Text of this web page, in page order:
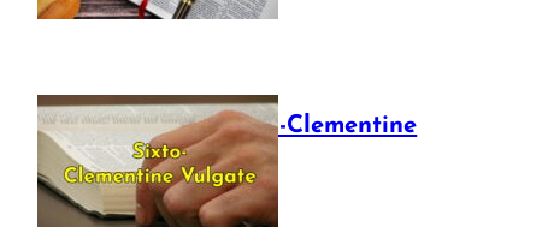
The Sixto-Clementine
Vulgate
July 12, 2025